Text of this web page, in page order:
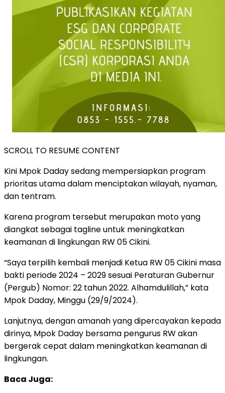
SCROLL TO RESUME CONTENT
Kini Mpok Daday sedang mempersiapkan program
prioritas utama dalam menciptakan wilayah, nyaman,
dan tentram.
Karena program tersebut merupakan moto yang
diangkat sebagai tagline untuk meningkatkan
keamanan di lingkungan RW 05 Cikini.
“Saya terpilih kembali menjadi Ketua RW 05 Cikini masa
bakti periode 2024 – 2029 sesuai Peraturan Gubernur
(Pergub) Nomor: 22 tahun 2022. Alhamdulillah,” kata
Mpok Daday, Minggu (29/9/2024).
Lanjutnya, dengan amanah yang dipercayakan kepada
dirinya, Mpok Daday bersama pengurus RW akan
bergerak cepat dalam meningkatkan keamanan di
lingkungan.
Baca Juga: